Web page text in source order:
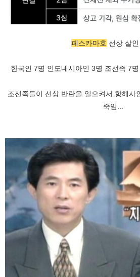
페스카마호 선상 살
한국인 7명 인도네시아인 3명 조선족 7
조선족들이 선상 반란을 일으켜서 항해사
죽임...